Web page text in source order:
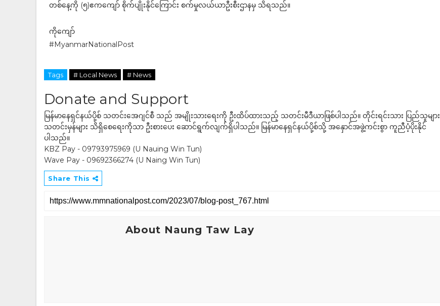
တစ်နေ့ကို (၅)ဧကကျော် စိုက်ပျိုးနိုင်ကြောင်း စက်မှုလယ်ယာဦးစီးဌာနမှ သိရသည်။
ကိုကျော်
#MyanmarNationalPost
Tags # Local News # News
Donate and Support
မြန်မာနေရှင်နယ်ပို့စ် သတင်းအေဂျင်စီ သည် အမျိုးသားရေးကို ဦးထိပ်ထားသည့် သတင်းမီဒီယာဖြစ်ပါသည်။ တိုင်းရင်းသား ပြည်သူများ
သတင်းမှန်များ သိရှိစေရေးကိုသာ ဦးစားပေး ဆောင်ရွက်လျက်ရှိပါသည်။ မြန်မာနေရှင်နယ်ပို့စ်သို့ အနှောင်အဖွဲ့ကင်းစွာ ကူညီပံ့ပိုးနိုင်
ပါသည်။
KBZ Pay - 09793975969 (U Nauing Win Tun)
Wave Pay - 09692366274 (U Naing Win Tun)
Share This
About Naung Taw Lay